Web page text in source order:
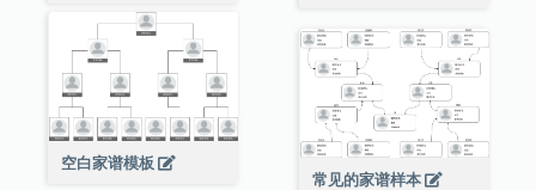
空白家谱模板
常见的家谱样本